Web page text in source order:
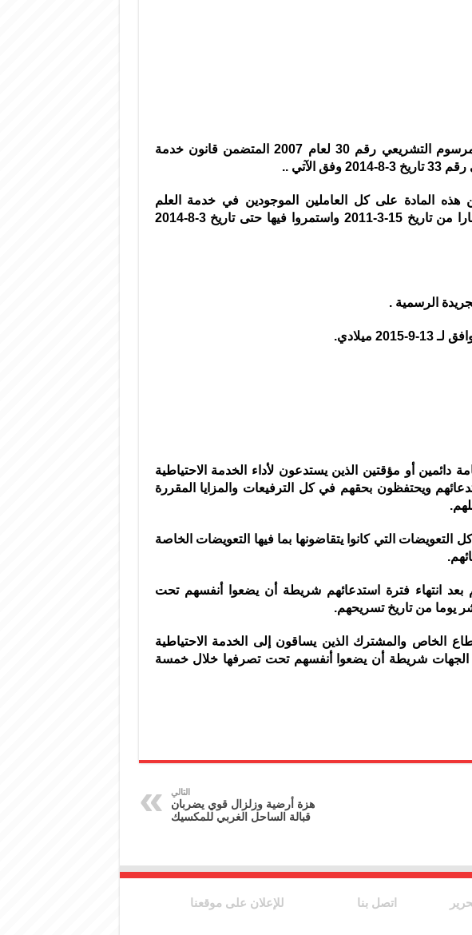
تضاف فقرة إلى المادة 74 من المرسوم التشريعي رقم 30 لعام 2007 المتضمن قانون خدمة
الآتي ..
أحكام الفقرتين 2 و 3 من هذه المادة على كل العاملين الموجودين في خدمة العلم
الاحتياطية أو الذين التحقوا بها اعتبارا من تاريخ 15-3-2011 واستمروا فيها حتى تاريخ 3-8-2014
الرسمية .
دائمين أو مؤقتين الذين يستدعون لأداء الخدمة الاحتياطية
ويحتفظون بحقهم في كل الترفيعات والمزايا المقررة
التي كانوا يتقاضونها بما فيها التعويضات الخاصة
بعد انتهاء فترة استدعائهم شريطة أن يضعوا أنفسهم تحت
من تاريخ تسريحهم.
الخاص والمشترك الذين يساقون إلى الخدمة الاحتياطية
الجهات شريطة أن يضعوا أنفسهم تحت تصرفها خلال خمسة
التالي
هزة أرضية وزلزال قوي يضربان
قبالة الساحل الغربي للمكسيك
اتصل بنا للإعلان على موقعنا